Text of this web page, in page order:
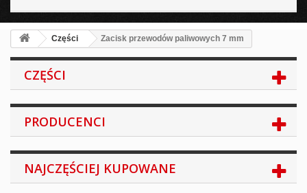
Części Zacisk przewodów paliwowych 7 mm
CZĘŚCI
PRODUCENCI
NAJCZĘŚCIEJ KUPOWANE